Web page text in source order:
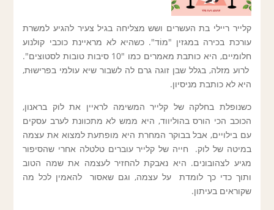
קלייר ריילי בת העשרים ושש מצליחה בגיל צעיר להגיע למשרת
עורכת בכירה במגזין "מוֹד". כשהיא לא מראיינת כוכבי קולנוע
חלומיים, היא כותבת מאמרים כמו "10 סיבות טובות לסטוצים".
לרוע מזלה, בגלל שבן זוגה גרם לה לשבור שיא עולמי בפרישוּת,
היא לא כותבת מניסיון.
כשנופלת בחלקה של קלייר המשימה לראיין את לוק בראנון,
הכוכב הכי הורס בהוליווד, היא ממש לא מתכוונת לערב עסקים
עם בילויים, אבל בבוקר המחרת היא מופתעת למצוא את עצמה
במיטה של לוק. חייה של קלייר עוברים טלטלה אחרי שהסיפור
מגיע לצהובונים. היא נאבקת להחזיר לעצמה את שמה הטוב
ותוך כדי כך לומדת על עצמה, וגם שאסור להאמין לכל מה
שקוראים בעיתון.